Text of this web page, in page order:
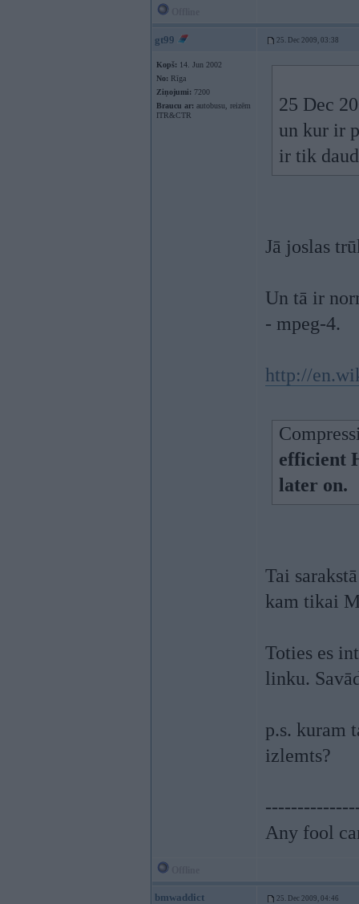
gt99 25. Dec 2009, 03:38
Kopš: 14. Jun 2002
No: Rīga
Ziņojumi: 7200
Braucu ar: autobusu, reizēm
ITR&CTR
25 Dec
un kur ir
ir tik
Jā joslas
Un tā ir
- mpeg-4.
http://
efficient
later on.
Tai
kam tikai
Toties es
linku.
p.s. kuram
izlemts?
Any fool
bmwaddict 25. Dec 2009, 04:46